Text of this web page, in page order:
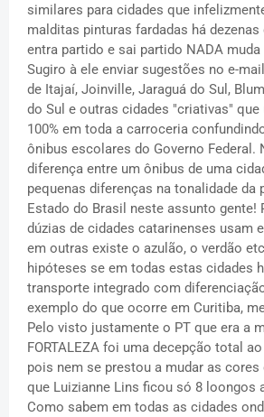
similares para cidades que
malditas pinturas fardadas há dezenas
entra partido e sai partido NADA
Sugiro à ele enviar sugestões no e-
de Itajaí, Joinville, Jaraguá do Sul,
do Sul e outras cidades "criativas"
100% em toda a carroceria
ônibus escolares do Governo Federal.
diferença entre um ônibus de uma
pequenas diferenças na tonalidade da
Estado do Brasil neste assunto gente!
dúzias de cidades catarinenses usam
em outras existe o azulão, o verdão
hipóteses se em todas estas cidades
transporte integrado com
exemplo do que ocorre em Curitiba,
Pelo visto justamente o PT que era a
FORTALEZA foi uma decepção total
pois nem se prestou a mudar as
que Luizianne Lins ficou só 8 loongos
Como sabem em todas as cidades